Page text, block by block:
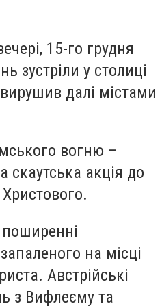
15-го грудня
зустріли у столиці
далі містами
вогню –
скаутська акція до
поширенні
на місці
Австрійські
з Вифлеєму та